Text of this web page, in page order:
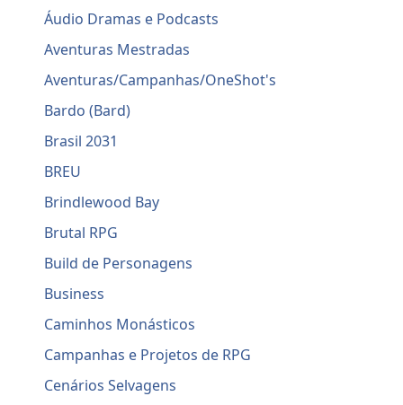
Áudio Dramas e Podcasts
Aventuras Mestradas
Aventuras/Campanhas/OneShot's
Bardo (Bard)
Brasil 2031
BREU
Brindlewood Bay
Brutal RPG
Build de Personagens
Business
Caminhos Monásticos
Campanhas e Projetos de RPG
Cenários Selvagens